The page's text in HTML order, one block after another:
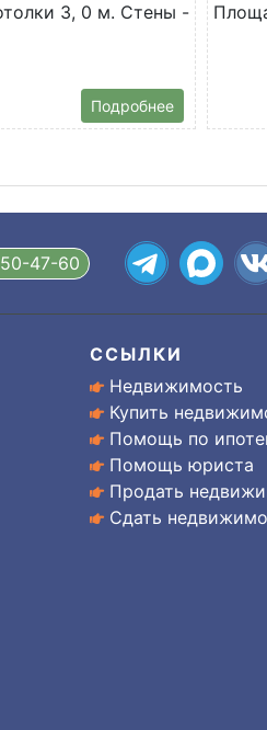
3, 0 м. Стены -
Подробнее
47-60
ССЫЛКИ
Недвижимость
Купить
Помощь по
Помощь юриста
Продать
Сдать